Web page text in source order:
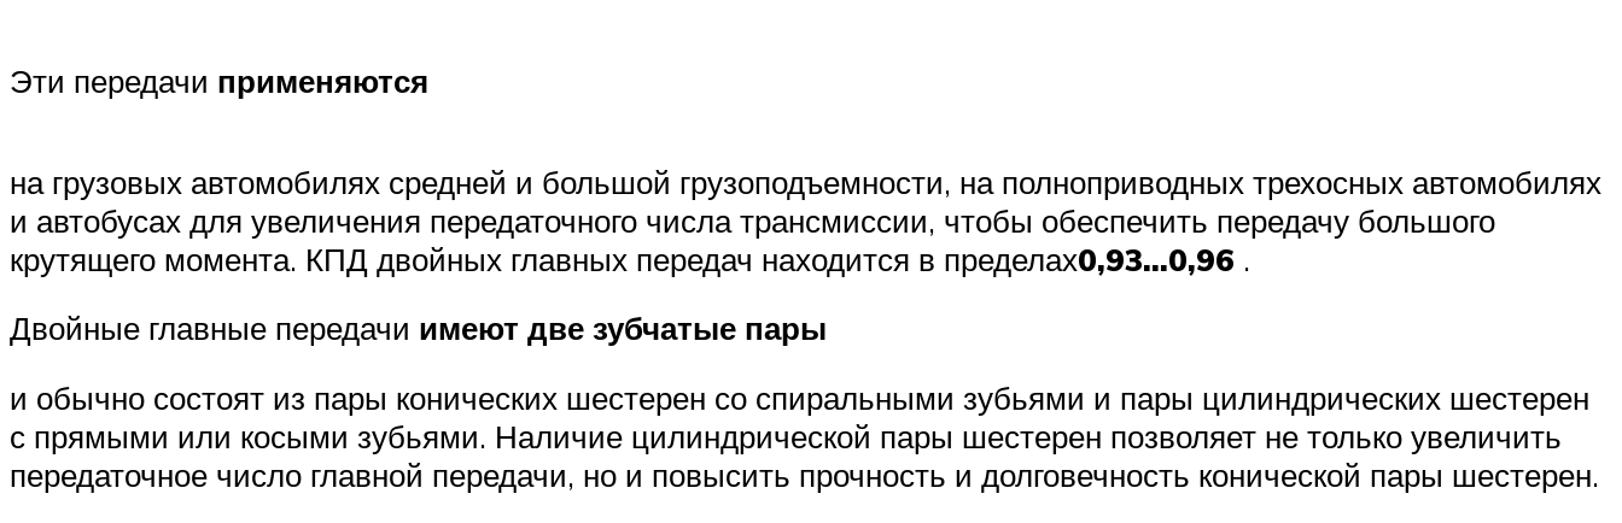
Эти передачи применяются
на грузовых автомобилях средней и большой грузоподъемности, на полноприводных трехосных автомобилях
и автобусах для увеличения передаточного числа трансмиссии, чтобы обеспечить передачу большого
крутящего момента. КПД двойных главных передач находится в пределах0,93…0,96 .
Двойные главные передачи имеют две зубчатые пары
и обычно состоят из пары конических шестерен со спиральными зубьями и пары цилиндрических шестерен
с прямыми или косыми зубьями. Наличие цилиндрической пары шестерен позволяет не только увеличить
передаточное число главной передачи, но и повысить прочность и долговечность конической пары шестерен.